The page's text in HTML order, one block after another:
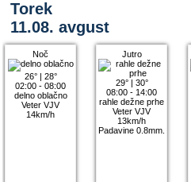
Torek
11.08. avgust
Noč
26°| 28°
02:00 - 08:00
delno oblačno
Veter VJV
14km/h
Jutro
29°| 30°
08:00 - 14:00
rahle dežne prhe
Veter VJV
13km/h
Padavine 0.8mm.